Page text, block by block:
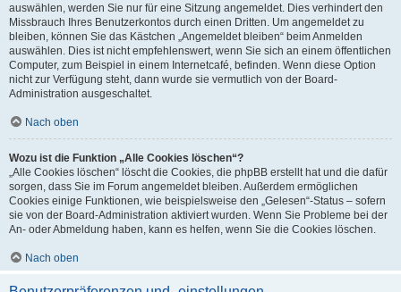
auswählen, werden Sie nur für eine Sitzung angemeldet. Dies verhindert den
Missbrauch Ihres Benutzerkontos durch einen Dritten. Um angemeldet zu
bleiben, können Sie das Kästchen „Angemeldet bleiben“ beim Anmelden
auswählen. Dies ist nicht empfehlenswert, wenn Sie sich an einem öffentlichen
Computer, zum Beispiel in einem Internetcafé, befinden. Wenn diese Option
nicht zur Verfügung steht, dann wurde sie vermutlich von der Board-
Administration ausgeschaltet.
Nach oben
Wozu ist die Funktion „Alle Cookies löschen“?
„Alle Cookies löschen“ löscht die Cookies, die phpBB erstellt hat und die dafür
sorgen, dass Sie im Forum angemeldet bleiben. Außerdem ermöglichen
Cookies einige Funktionen, wie beispielsweise den „Gelesen“-Status – sofern
sie von der Board-Administration aktiviert wurden. Wenn Sie Probleme bei der
An- oder Abmeldung haben, kann es helfen, wenn Sie die Cookies löschen.
Nach oben